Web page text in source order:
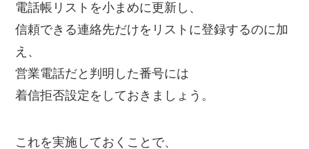
電話帳リストを小まめに更新し、
信頼できる連絡先だけをリストに登録するのに加
え、
営業電話だと判明した番号には
着信拒否設定をしておきましょう。
これを実施しておくことで、